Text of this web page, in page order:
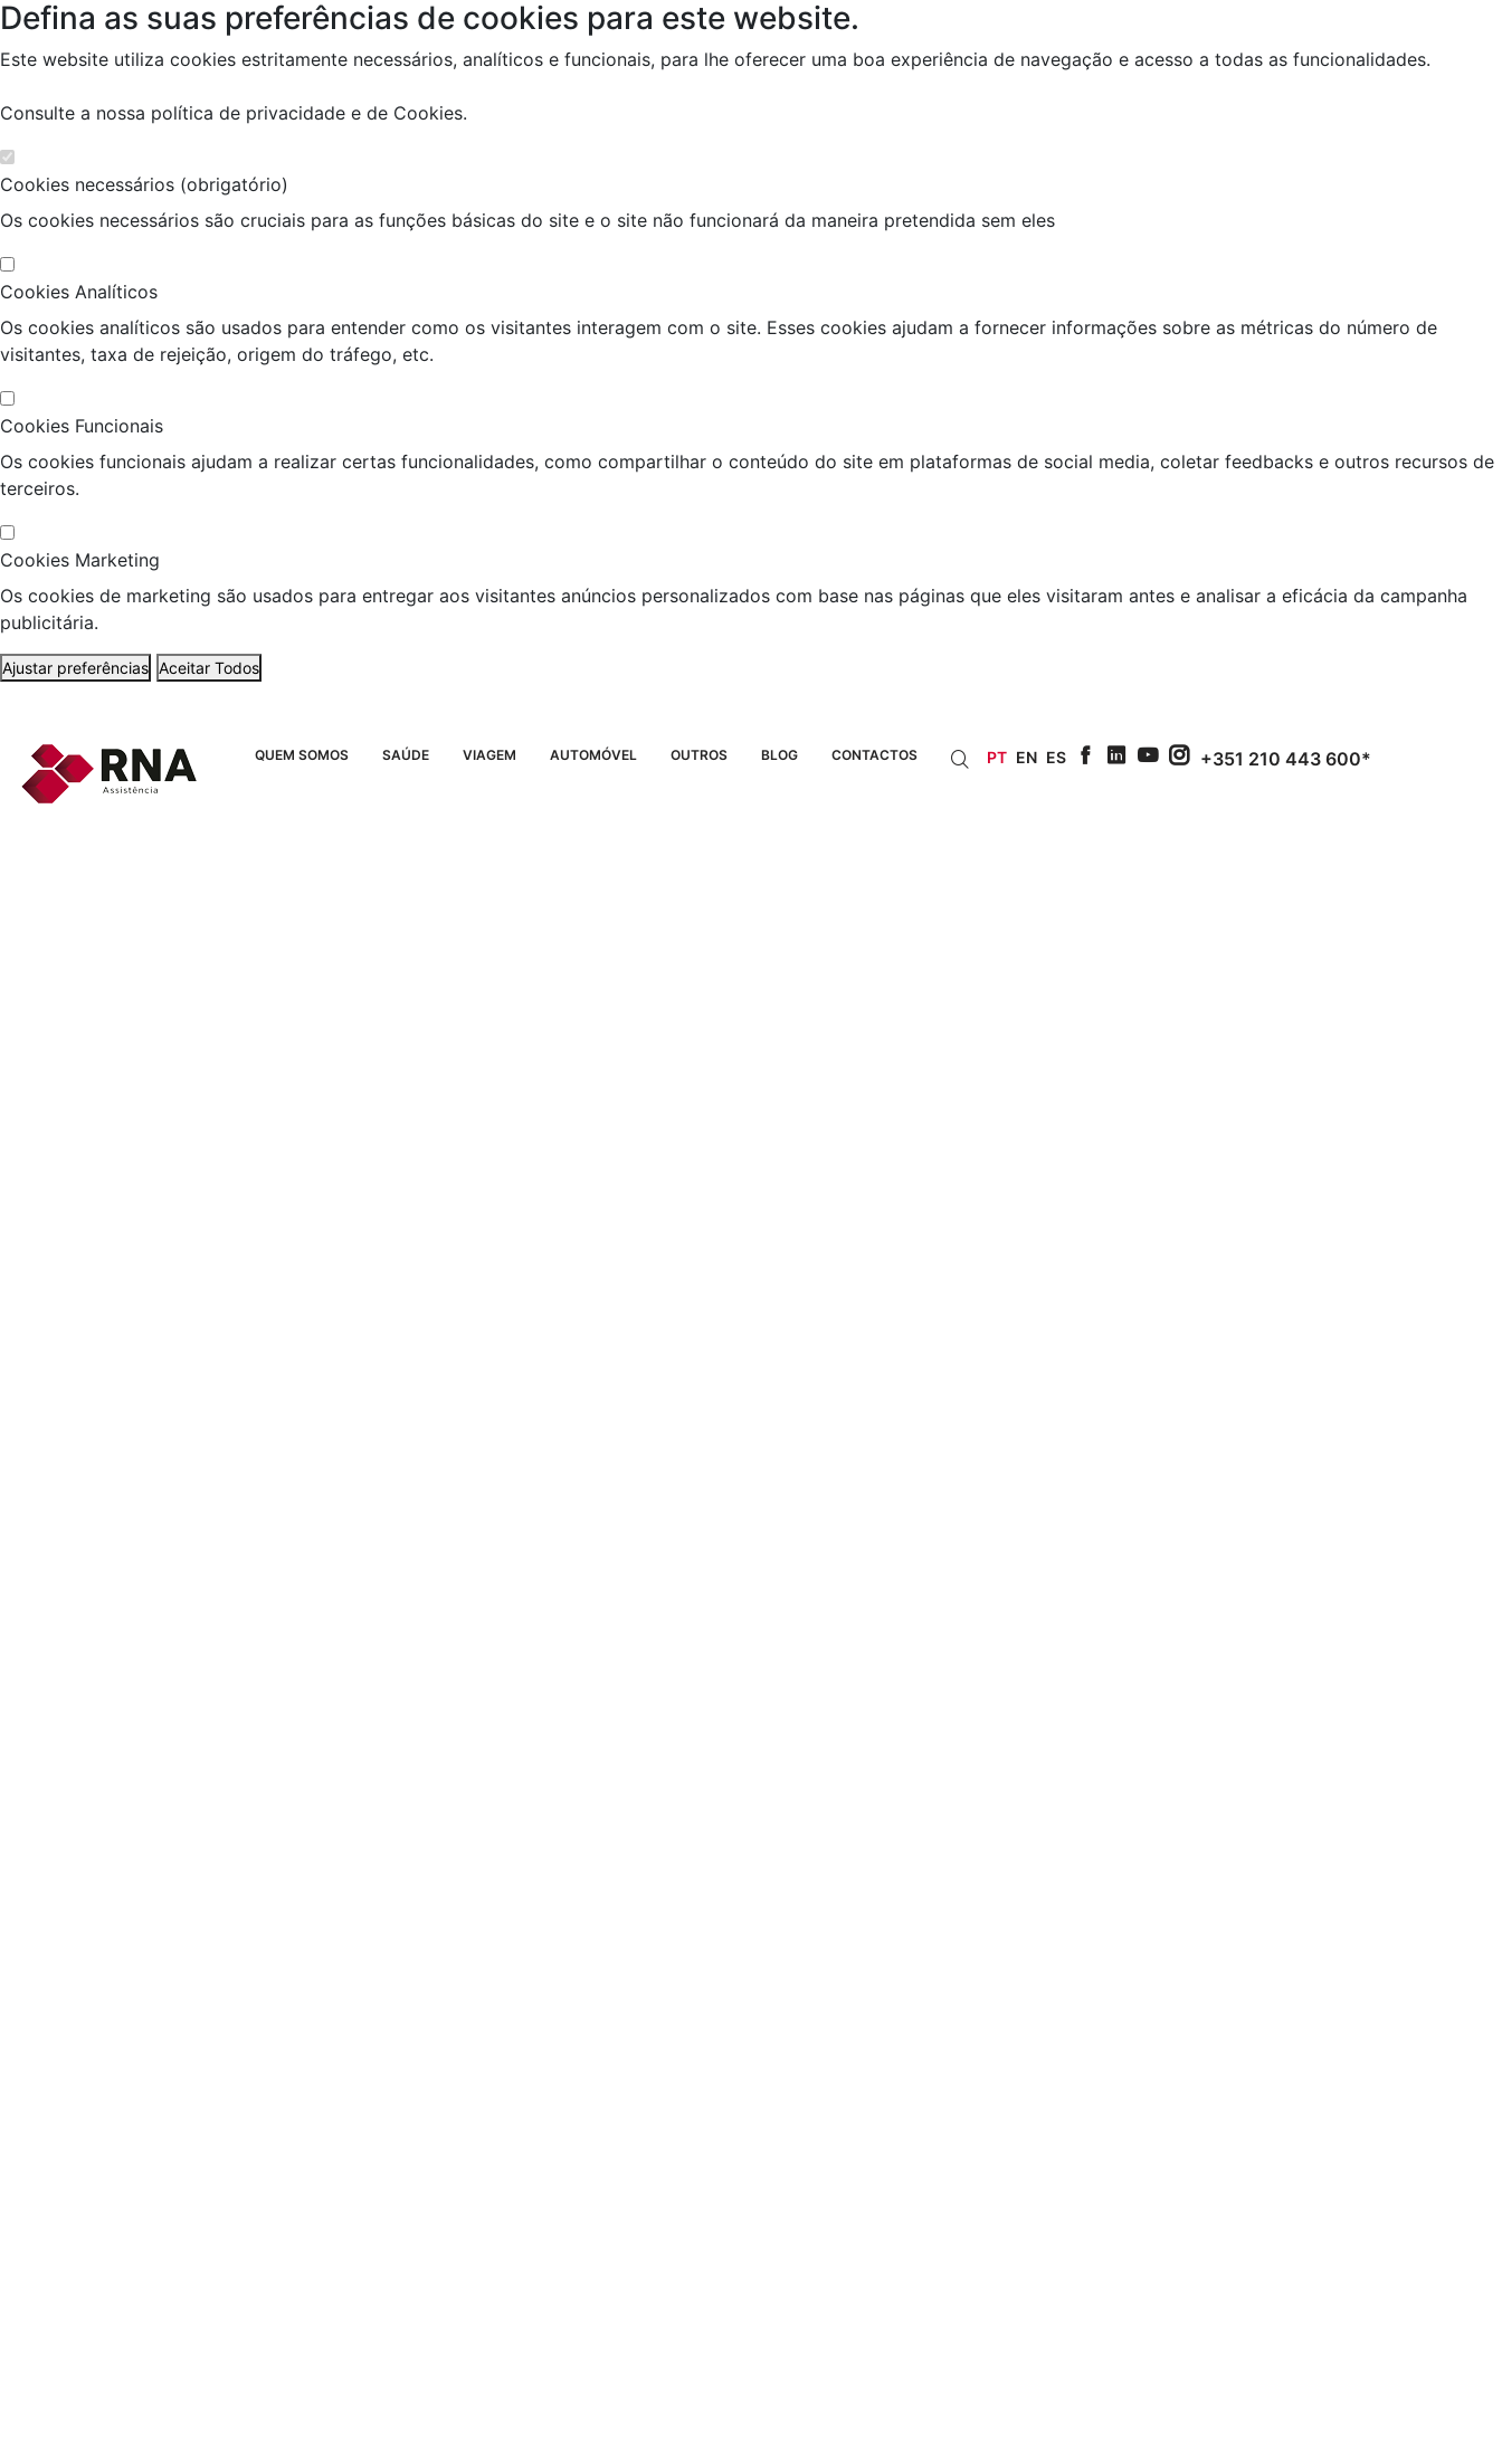
Defina as suas preferências de cookies para este website.
Este website utiliza cookies estritamente necessários, analíticos e funcionais, para lhe oferecer uma boa experiência de navegação e acesso a todas as funcionalidades.
Consulte a nossa política de privacidade e de Cookies.
Cookies necessários (obrigatório)
Os cookies necessários são cruciais para as funções básicas do site e o site não funcionará da maneira pretendida sem eles
Cookies Analíticos
Os cookies analíticos são usados para entender como os visitantes interagem com o site. Esses cookies ajudam a fornecer informações sobre as métricas do número de
visitantes, taxa de rejeição, origem do tráfego, etc.
Cookies Funcionais
Os cookies funcionais ajudam a realizar certas funcionalidades, como compartilhar o conteúdo do site em plataformas de social media, coletar feedbacks e outros recursos de
terceiros.
Cookies Marketing
Os cookies de marketing são usados para entregar aos visitantes anúncios personalizados com base nas páginas que eles visitaram antes e analisar a eficácia da campanha
publicitária.
Ajustar preferências Aceitar Todos
QUEM SOMOS SAÚDE VIAGEM AUTOMÓVEL OUTROS BLOG CONTACTOS PT EN ES +351 210 443 600*